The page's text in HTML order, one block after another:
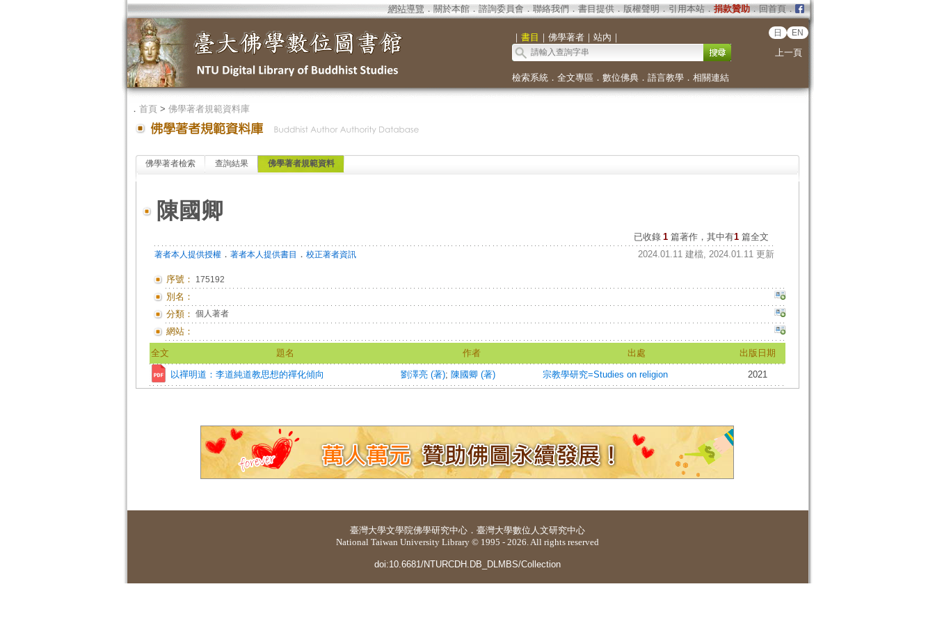
網站導覽 ． 關於本館． 諮詢委員會． 聯絡我們 ． 書目提供． 版權聲明 ． 引用本站． 捐款贊助．回首頁．
｜ 書目 ｜ 佛學著者｜ 站內 ｜ 日 EN
上一頁
檢索系統． 全文專區 ． 數位佛典． 語言教學． 相關連結
． 首頁> 佛學著者規範資料庫
佛學著者檢索 查詢結果 佛學著者規範資料
陳國卿
已收錄 1 篇著作，其中有1篇全文
著者本人提供授權． 著者本人提供書目 ． 校正著者資訊 2024.01.11 建檔, 2024.01.11 更新
序號： 175192
別名：
分類： 個人著者
網站：
全文 題名 作者 出處 出版日期
以禪明道：李道純道教思想的禪化傾向 劉澤亮 (著); 陳國卿 (著) 宗教學研究=Studies on religion 2021
臺灣大學文學院佛學研究中心 ． 臺灣大學數位人文研究中心
National Taiwan University Library © 1995 - 2026. All rights reserved
doi:10.6681/NTURCDH.DB_DLMBS/Collection